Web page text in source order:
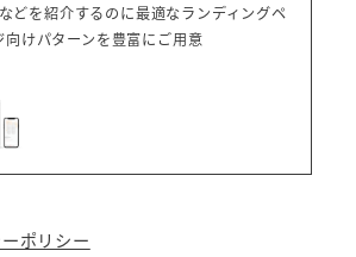
どを紹介するのに最適なランディングペ
向けパターンを豊富にご用意
ポリシー